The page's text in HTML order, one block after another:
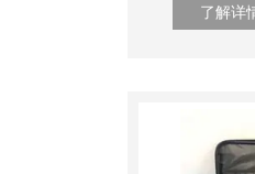
了解详